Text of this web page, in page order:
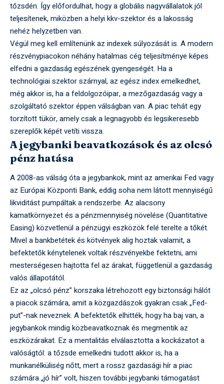
tőzsdén. Így előfordulhat, hogy a globális nagyvállalatok jól
teljesítenek, miközben a helyi kkv-szektor és a lakosság
nehéz helyzetben van.
Végül meg kell említenünk az indexek súlyozását is. A modern
részvénypiacokon néhány hatalmas cég teljesítménye képes
elfedni a gazdaság egészének gyengeségét. Ha a
technológiai szektor szárnyal, az egész index emelkedhet,
még akkor is, ha a feldolgozóipar, a mezőgazdaság vagy a
szolgáltató szektor éppen válságban van. A piac tehát egy
torzított tükör, amely csak a legnagyobb és legsikeresebb
szereplők képét vetíti vissza.
A jegybanki beavatkozások és az olcsó
pénz hatása
A 2008-as válság óta a jegybankok, mint az amerikai Fed vagy
az Európai Központi Bank, eddig soha nem látott mennyiségű
likviditást pumpáltak a rendszerbe. Az alacsony
kamatkörnyezet és a pénzmennyiség növelése (Quantitative
Easing) közvetlenül a pénzügyi eszközök felé terelte a tőkét.
Mivel a bankbetétek és kötvények alig hoztak valamit, a
befektetők kénytelenek voltak részvényekbe fektetni, ami
mesterségesen hajtotta fel az árakat, függetlenül a gazdaság
valós állapotától.
Ez az „olcsó pénz” korszaka létrehozott egy biztonsági hálót
a piacok számára, amit a közgazdászok gyakran csak „Fed-
put”-nak neveznek. A befektetők elhitték, hogy ha baj van, a
jegybankok mindig közbeavatkoznak és megmentik az
eszközárakat. Ez a mentalitás elválasztotta a kockázatot a
valóságtól: a tőzsde emelkedni tudott akkor is, ha a
munkanélküliség nőtt, mert a rossz gazdasági hír a piac
számára „jó hír” volt, hiszen további jegybanki támogatást